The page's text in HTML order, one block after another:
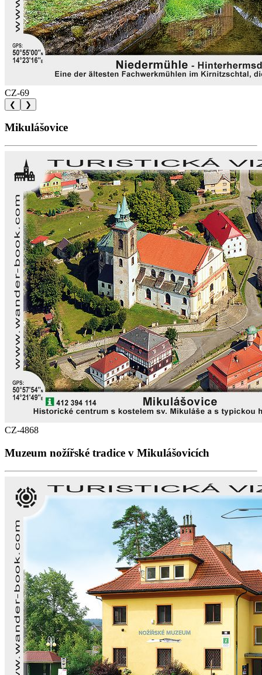
CZ-69
❮ ❯
Mikulášovice
CZ-4868
Muzeum nožířské tradice v Mikulášovicích